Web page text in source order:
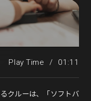
Play Time / 01:11
クルーは、「ソフトバ